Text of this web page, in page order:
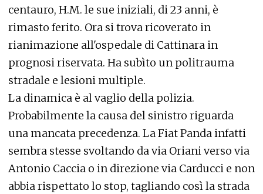
centauro, H.M. le sue iniziali, di 23 anni, è
rimasto ferito. Ora si trova ricoverato in
rianimazione all'ospedale di Cattinara in
prognosi riservata. Ha subìto un politrauma
stradale e lesioni multiple.
La dinamica è al vaglio della polizia.
Probabilmente la causa del sinistro riguarda
una mancata precedenza. La Fiat Panda infatti
sembra stesse svoltando da via Oriani verso via
Antonio Caccia o in direzione via Carducci e non
abbia rispettato lo stop, tagliando così la strada